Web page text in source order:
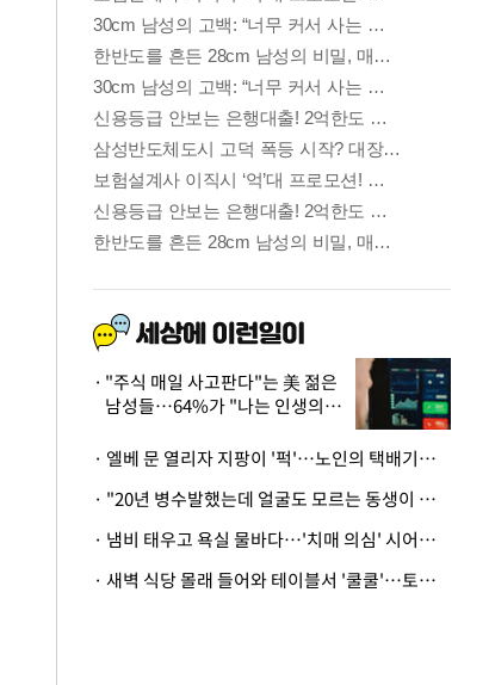
"주식 매일 사고판다"는 美 젊은
남성들…64%가 "나는 인생의
· 엘베 문 열리자 지팡이 '퍽'…노인의 택배기사 폭행 이유
· "20년 병수발했는데 얼굴도 모르는 동생이 유산 절반을"…배다른 형제 상속권 있을까
· 냄비 태우고 욕실 물바다…'치매 의심' 시어머니 검사 권유했다가 '날벼락'
· 새벽 식당 몰래 들어와 테이블서 '쿨쿨'…토사물 남기고 사라진 남성